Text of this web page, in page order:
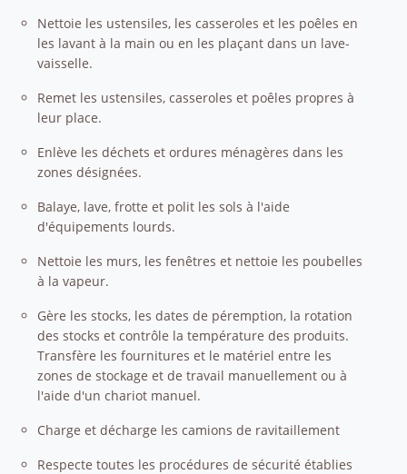
Nettoie les ustensiles, les casseroles et les poêles en
les lavant à la main ou en les plaçant dans un lave-
vaisselle.
Remet les ustensiles, casseroles et poêles propres à
leur place.
Enlève les déchets et ordures ménagères dans les
zones désignées.
Balaye, lave, frotte et polit les sols à l'aide
d'équipements lourds.
Nettoie les murs, les fenêtres et nettoie les poubelles
à la vapeur.
Gère les stocks, les dates de péremption, la rotation
des stocks et contrôle la température des produits.
Transfère les fournitures et le matériel entre les
zones de stockage et de travail manuellement ou à
l'aide d'un chariot manuel.
Charge et décharge les camions de ravitaillement
Respecte toutes les procédures de sécurité établies